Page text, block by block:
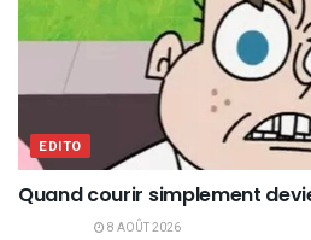
EDITO
Quand courir simplement
8 AOÛT 2026